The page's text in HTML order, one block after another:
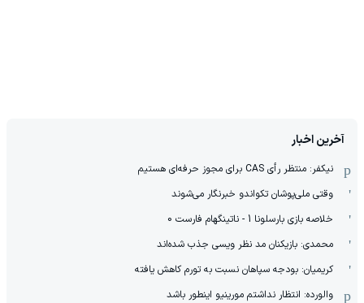
آخرین اخبار
نیکفر: منتظر رأی CAS برای مجوز حرفه‌ای هستیم
وقتی ملی‌پوشان تکواندو خبرنگار می‌شوند
خلاصه بازی بارسلونا 1 - ناتینگهام فارست 0
محمدی: بازیکنان مد نظر ویسی جذب شده‌اند
کریمیان: بودجه سپاهان نسبت به تورم کاهش یافته
والورده: انتظار نداشتم مورینیو اینطور باشد